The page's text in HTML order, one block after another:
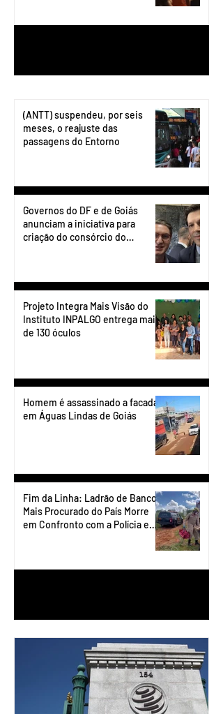
(ANTT) suspendeu, por seis
meses, o reajuste das
passagens do Entorno
Governos do DF e de Goiás
anunciam a iniciativa para
criação do consórcio do
Projeto Integra Mais Visão do
Instituto INPALGO entrega mais
de 130 óculos
Homem é assassinado a facadas
em Águas Lindas de Goiás
Fim da Linha: Ladrão de Banco
Mais Procurado do País Morre
em Confronto com a Polícia em